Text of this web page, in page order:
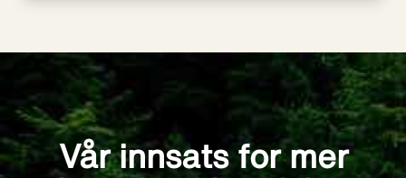
Vår innsats for mer